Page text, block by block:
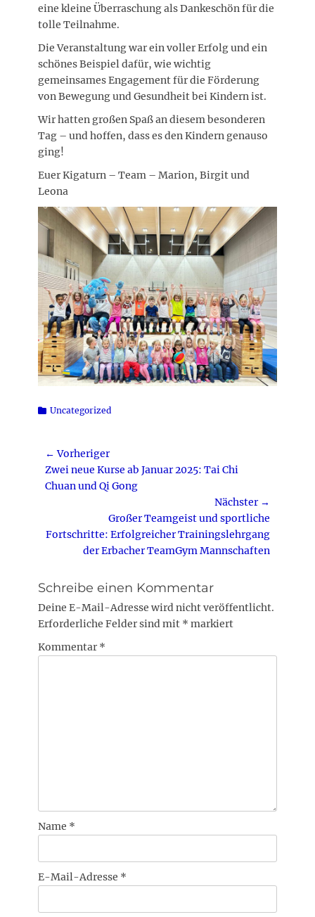
eine kleine Überraschung als Dankeschön für die
tolle Teilnahme.
Die Veranstaltung war ein voller Erfolg und ein
schönes Beispiel dafür, wie wichtig
gemeinsames Engagement für die Förderung
von Bewegung und Gesundheit bei Kindern ist.
Wir hatten großen Spaß an diesem besonderen
Tag – und hoffen, dass es den Kindern genauso
ging!
Euer Kigaturn – Team – Marion, Birgit und
Leona
Kategorien
Uncategorized
Beitragsnavigation
← Vorheriger
Vorheriger
Beitrag:
Zwei neue Kurse ab Januar 2025: Tai Chi
Chuan und Qi Gong
Nächster →
Beitrag:
Großer Teamgeist und sportliche
Fortschritte: Erfolgreicher Trainingslehrgang
der Erbacher TeamGym Mannschaften
Schreibe einen Kommentar
Deine E-Mail-Adresse wird nicht veröffentlicht.
Erforderliche Felder sind mit * markiert
Kommentar *
Name *
E-Mail-Adresse *